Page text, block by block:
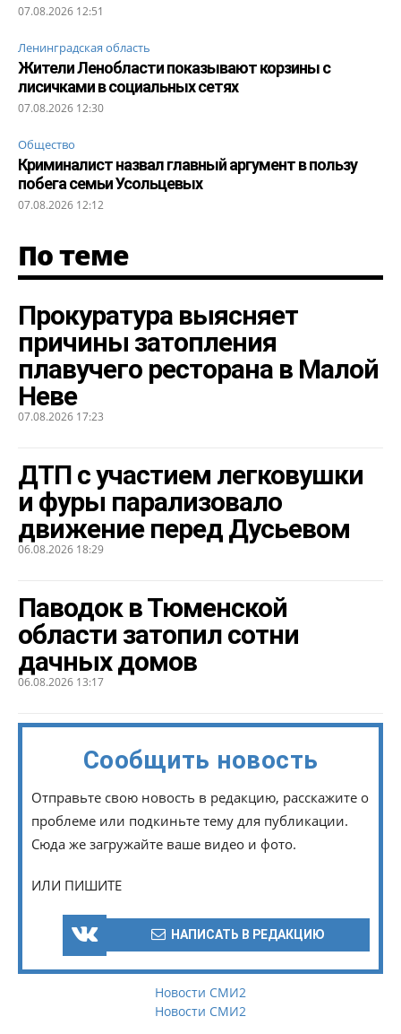
07.08.2026 12:51
Ленинградская область
Жители Ленобласти показывают корзины с
лисичками в социальных сетях
07.08.2026 12:30
Общество
Криминалист назвал главный аргумент в пользу
побега семьи Усольцевых
07.08.2026 12:12
По теме
Прокуратура выясняет
причины затопления
плавучего ресторана в Малой
Неве
07.08.2026 17:23
ДТП с участием легковушки
и фуры парализовало
движение перед Дусьевом
06.08.2026 18:29
Паводок в Тюменской
области затопил сотни
дачных домов
06.08.2026 13:17
Сообщить новость
Отправьте свою новость в редакцию, расскажите о
проблеме или подкиньте тему для публикации.
Сюда же загружайте ваше видео и фото.
ИЛИ ПИШИТЕ
НАПИСАТЬ В РЕДАКЦИЮ
Новости СМИ2
Новости СМИ2